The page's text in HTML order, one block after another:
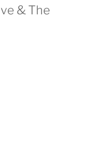
& The